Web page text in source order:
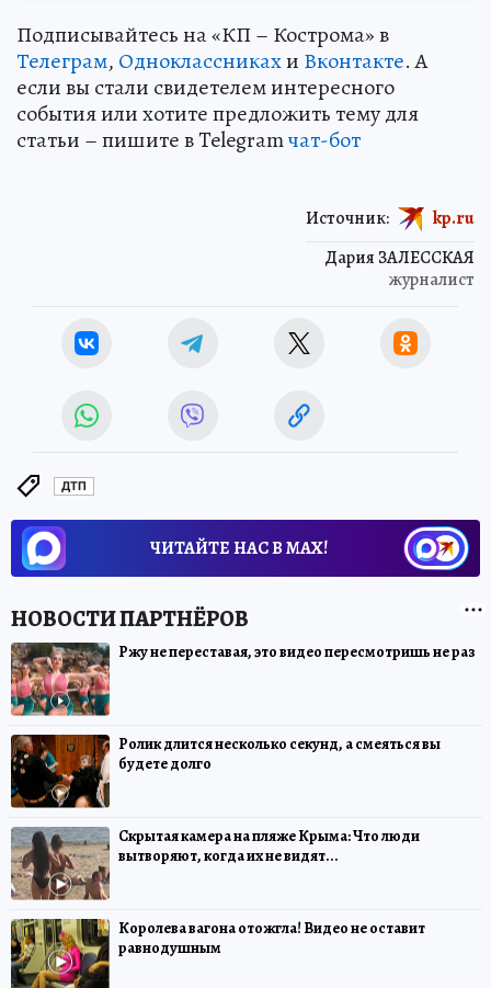
Подписывайтесь на «КП – Кострома» в
Телеграм, Одноклассникахи Вконтакте. А
если вы стали свидетелем интересного
события или хотите предложить тему для
статьи – пишите в Telegramчат-бот
Дария ЗАЛЕССКАЯ
журналист
Источник: kp.ru
ДТП
ЧИТАЙТЕ НАС В МАХ!
Ржу не переставая, это видео пересмотришь не раз
Ролик длится несколько секунд, а смеяться вы
будете долго
Скрытая камера на пляже Крыма: Что люди
вытворяют, когда их не видят...
Королева вагона отожгла! Видео не оставит
равнодушным